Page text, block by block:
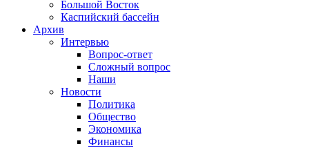
Большой Восток
Каспийский бассейн
Архив
Интервью
Вопрос-ответ
Сложный вопрос
Наши
Новости
Политика
Общество
Экономика
Финансы